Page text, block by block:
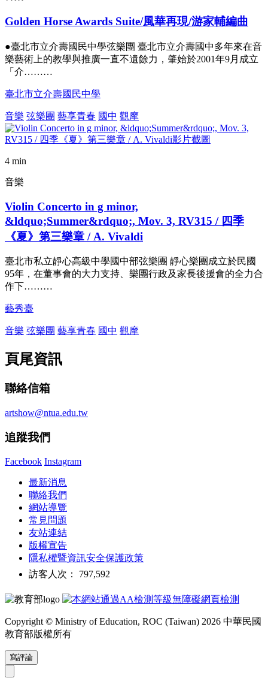
Golden Horse Awards Suite/風華再現/游家輔編曲
●臺北市立介壽國民中學弦樂團 臺北市立介壽國中多年來在音
樂藝術上的教學與推廣一直不遺餘力，肇始於2001年9月成立
「介………
臺北市立介壽國民中學
音樂 弦樂團 藝享青春 國中 觀摩
4 min
音樂
Violin Concerto in g minor,
&ldquo;Summer&rdquo;, Mov. 3, RV315 / 四季
《夏》第三樂章 / A. Vivaldi
臺北市私立靜心高級中學國中部弦樂團 靜心樂團成立於民國
95年，在董事會的大力支持、樂團行政及家長後援會的全力合
作下………
藝秀臺
音樂 弦樂團 藝享青春 國中 觀摩
頁尾資訊
聯絡信箱
artshow@ntua.edu.tw
追蹤我們
Facebook Instagram
最新消息
聯絡我們
網站導覽
常見問題
友站連結
版權宣告
隱私權暨資訊安全保護政策
訪客人次： 797,592
Copyright © Ministry of Education, ROC (Taiwan) 2026 中華民國
教育部版權所有
寫評論